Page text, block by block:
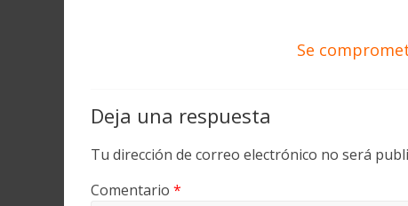
Se
Deja una respuesta
Tu dirección de correo electrónico no será
Comentario *